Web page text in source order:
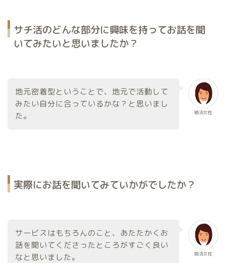
サチ活のどんな部分に興味を持ってお話を聞
いてみたいと思いましたか？
婚活女性
地元密着型ということで、地元で活動して
みたい自分に合っているかな？と思いまし
た。
実際にお話を聞いてみていかがでしたか？
婚活女性
サービスはもちろんのこと、あたたかくお
話を聞いてくださったところがすごく良い
なと思いました。